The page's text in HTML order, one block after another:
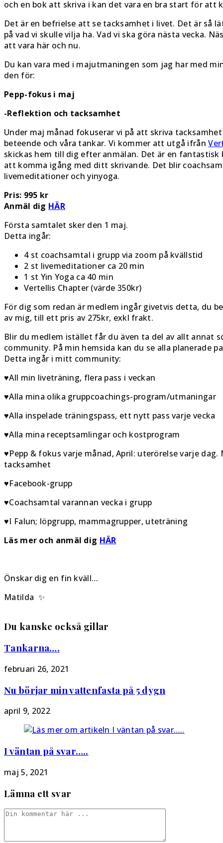
och en bok att skriva i kan det vara en bra start för att
Det är en befrielse att se tacksamhet i livet. Det är så
på vad vi skulle vilja ha. Vad vi ska göra nästa vecka.
att vara här och nu.
Du kan vara med i majutmaningen som jag har med
den för:
Pepp-fokus i maj
-Reflektion och tacksamhet
Under maj månad fokuserar vi på att skriva
beteende och våra tankar. Vi kommer att utgå ifrån
skickas hem till dig efter anmälan. Det är en
att komma igång med ditt skrivande. Det blir
livemeditationer och yinyoga.
Pris: 995 kr
Anmäl dig HÄR
Första samtalet sker den 1 maj.
Detta ingår:
4 st coachsamtal i grupp via zoom på kvällstid
2 st livemeditationer ca 20 min
1 st Yin Yoga ca 40 min
Vertellis Chapter (värde 350kr)
För dig som redan är medlem ingår givetvis detta, du
av mig, till ett pris av 275kr, exkl frakt.
Blir du medlem istället får du även ta del av allt annat
community. På min hemsida kan du se alla planerade
Detta ingår i mitt community:
♥All min liveträning, flera pass i veckan
♥Alla mina olika gruppcoachings-program/utmaningar
♥Alla inspelade träningspass, ett nytt pass varje vecka
♥Alla mina receptsamlingar och kostprogram
♥Pepp & fokus varje månad, April: uterörelse varje
tacksamhet
♥Facebook-grupp
♥Coachsamtal varannan vecka i grupp
♥I Falun; löpgrupp, mammagrupper, uteträning
Läs mer och anmäl dig HÄR
Önskar dig en fin kväll…
Matilda ✨
Du kanske också gillar
Tankarna….
februari 26, 2021
Nu börjar min vattenfasta på 5 dygn
april 9, 2022
I väntan på svar…..
maj 5, 2021
Lämna ett svar
Kommentar